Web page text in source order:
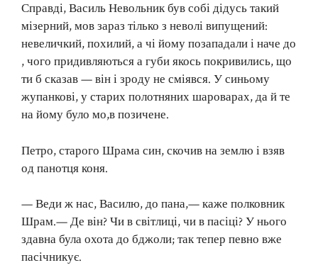
Справді, Василь Невольник був собі дідусь такий
мізерний, мов зараз тілько з неволі випущений:
невеличкий, похилий, а чі йому позападали і наче до
, чого придивляються а губи якось покривились, що
ти б сказав — він і зроду не сміявся. У синьому
жупанкові, у старих полотняних шароварах, да й те
на йому було мо,в позичене.
Петро, старого Шрама син, скочив на землю і взяв
од панотця коня.
— Веди ж нас, Василю, до пана,— каже полковник
Шрам.— Де він? Чи в світлиці, чи в пасіці? У нього
здавна була охота до бджоли; так тепер певно вже
пасічникує.